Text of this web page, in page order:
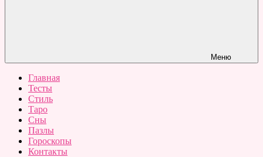
Меню
Главная
Тесты
Стиль
Таро
Сны
Пазлы
Гороскопы
Контакты